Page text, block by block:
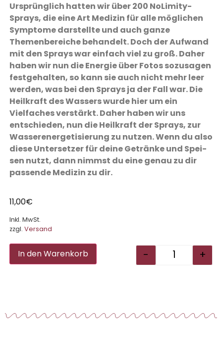
Ursprünglich hatten wir über 200 NoLimity-
Sprays, die eine Art Medizin für alle möglichen
Symptome darstellte und auch ganze
Themenbereiche behandelt. Doch der Aufwand
mit den Sprays war einfach viel zu groß. Daher
haben wir nun die Energie über Fotos sozusagen
festgehalten, so kann sie auch nicht mehr leer
werden, was bei den Sprays ja der Fall war. Die
Heilkraft des Wassers wurde hier um ein
Vielfaches verstärkt. Daher haben wir uns
entschieden, nun die Heilkraft der Sprays, zur
Wasser­ener­ge­tisierung zu nutzen. Wenn du also
diese Untersetzer für deine Getränke und Spei­
sen nutzt, dann nimmst du eine genau zu dir
passende Medizin zu dir.
11,00€
Inkl. MwSt.
zzgl. Versand
- +
In den Warenkorb Alternative: